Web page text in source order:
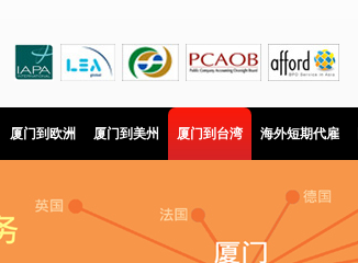
厦门到欧洲 厦门到美州 厦门到台湾 海外短期代雇